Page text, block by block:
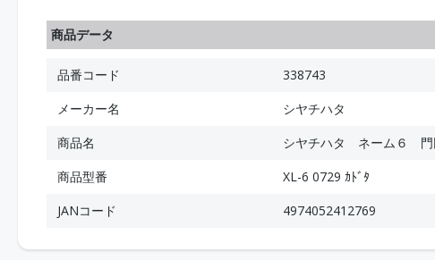
商品データ
品番コード
338743
メーカー名
シヤチハタ
商品名
シヤチハタ ネーム６ 門
商品型番
XL-6 0729 ｶﾄﾞﾀ
JANコード
4974052412769